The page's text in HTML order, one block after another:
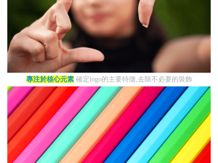
專注於核心元素確定logo的主要特徵,去除不必要的裝飾